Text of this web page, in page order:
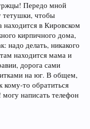
Передо мной
тетушки, чтобы
находится в Кировском
кирпичного дома,
надо делать, никакого
находится мама и
дорога сами
на юг. В общем,
то обратиться
написать телефон